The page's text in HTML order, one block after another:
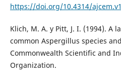
https://doi.org/10.4314/
Klich, M. A. y Pitt, J. I. (1994). A
common Aspergillus species
Commonwealth Scientific and
Organization.